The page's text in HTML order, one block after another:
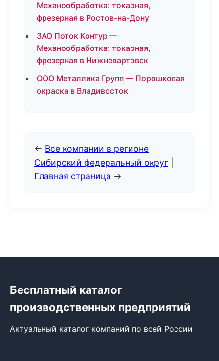
Механообработка: токарная,
фрезерная в Ростов-на-Дону
ЗАО Поток Контур —
Механообработка: токарная,
фрезерная в Нижневартовск
ООО Металлика Групп — Порошковая
окраска в Владивосток
← Все компании в регионе
Сибирский федеральный округ
Главная страница →
Бесплатный каталог
производственных предприятий
Актуальный каталог компаний по всей России